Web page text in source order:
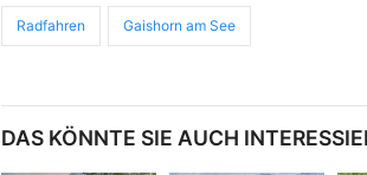
Radfahren Gaishorn am See
DAS KÖNNTE SIE AUCH